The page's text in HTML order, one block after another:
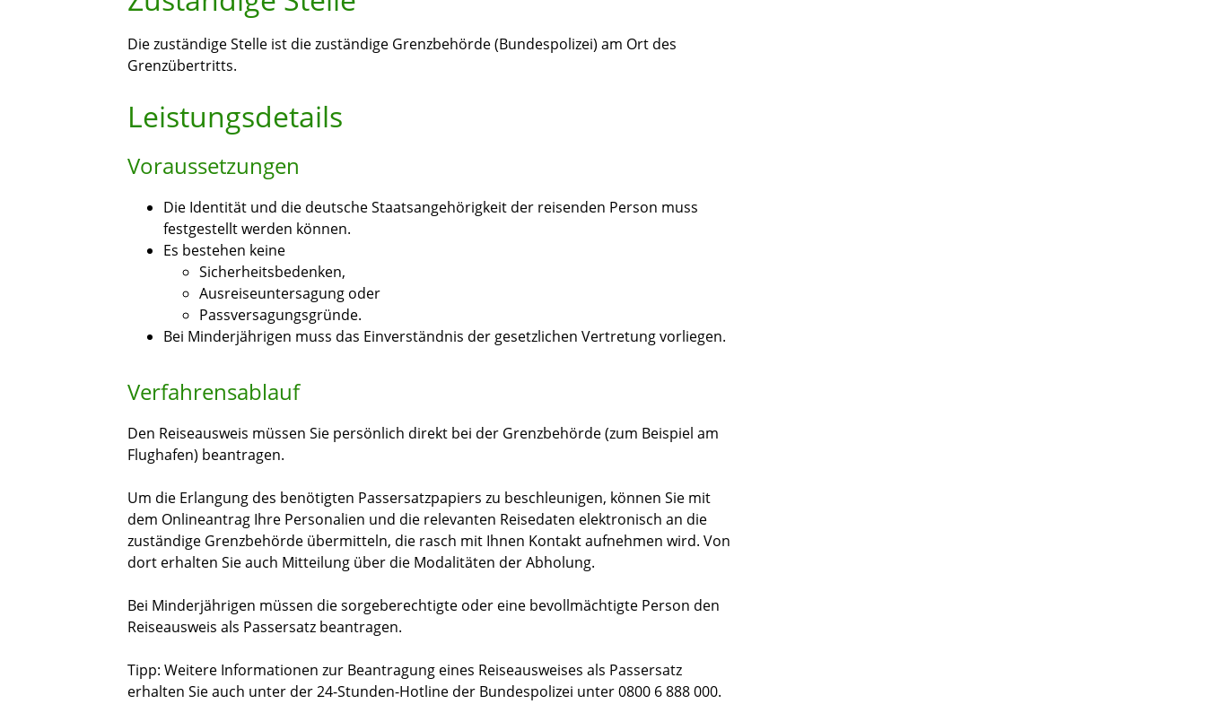
Die zuständige Stelle ist die zuständige Grenzbehörde (Bundespolizei) am Ort des
Grenzübertritts.
Leistungsdetails
Voraussetzungen
Die Identität und die deutsche Staatsangehörigkeit der reisenden Person muss
festgestellt werden können.
Es bestehen keine
Sicherheitsbedenken,
Ausreiseuntersagung oder
Passversagungsgründe.
Bei Minderjährigen muss das Einverständnis der gesetzlichen Vertretung vorliegen.
Verfahrensablauf
Den Reiseausweis müssen Sie persönlich direkt bei der Grenzbehörde (zum Beispiel am
Flughafen) beantragen.
Um die Erlangung des benötigten Passersatzpapiers zu beschleunigen, können Sie mit
dem Onlineantrag Ihre Personalien und die relevanten Reisedaten elektronisch an die
zuständige Grenzbehörde übermitteln, die rasch mit Ihnen Kontakt aufnehmen wird. Von
dort erhalten Sie auch Mitteilung über die Modalitäten der Abholung.
Bei Minderjährigen müssen die sorgeberechtigte oder eine bevollmächtigte Person den
Reiseausweis als Passersatz beantragen.
Tipp: Weitere Informationen zur Beantragung eines Reiseausweises als Passersatz
erhalten Sie auch unter der 24-Stunden-Hotline der Bundespolizei unter 0800 6 888 000.